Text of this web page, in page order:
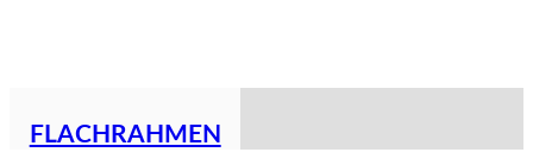
FLACHRAHMEN